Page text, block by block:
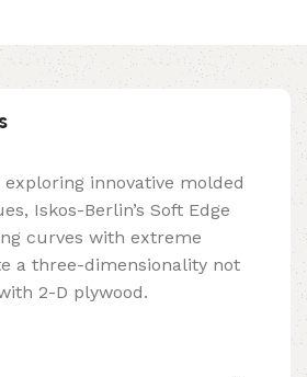
exploring innovative molded
Iskos-Berlin’s Soft Edge
curves with extreme
a three-dimensionality not
2-D plywood.